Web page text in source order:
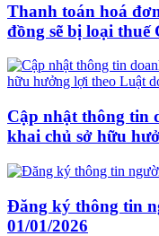
Thanh toán hoá
đồng sẽ bị loại thuế
Cập nhật thông tin
khai chủ sở hữu
Đăng ký thông tin
01/01/2026